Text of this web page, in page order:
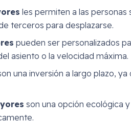
les permiten a las
terceros para desplazarse.
pueden ser personalizados
asiento o la velocidad máxima.
una inversión a largo plazo,
son una opción ecológica